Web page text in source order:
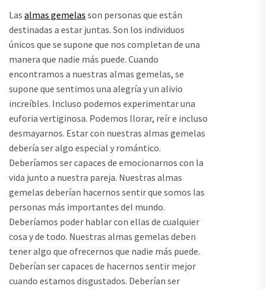
Las almas gemelas son personas que están
destinadas a estar juntas. Son los individuos
únicos que se supone que nos completan de una
manera que nadie más puede. Cuando
encontramos a nuestras almas gemelas, se
supone que sentimos una alegría y un alivio
increíbles. Incluso podemos experimentar una
euforia vertiginosa. Podemos llorar, reír e incluso
desmayarnos. Estar con nuestras almas gemelas
debería ser algo especial y romántico.
Deberíamos ser capaces de emocionarnos con la
vida junto a nuestra pareja. Nuestras almas
gemelas deberían hacernos sentir que somos las
personas más importantes del mundo.
Deberíamos poder hablar con ellas de cualquier
cosa y de todo. Nuestras almas gemelas deben
tener algo que ofrecernos que nadie más puede.
Deberían ser capaces de hacernos sentir mejor
cuando estamos disgustados. Deberían ser